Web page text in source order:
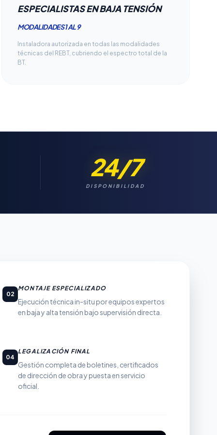
ESPECIALISTAS EN BAJA TENSIÓN
MODALIDADES 1 AL 9
Instaladora autorizada en todas las modalidades
técnicas del REBT, cubriendo el espectro total de la
BT.
24/7
DISPONIBILIDAD
02
MONTAJE ESPECIALIZADO
Ejecución técnica in-situ por equipos expertos
en baja y alta tensión bajo supervisión directa.
04
LEGALIZACIÓN FINAL
Gestión completa de boletines, certificados
de dirección de obra y puesta en servicio
oficial.